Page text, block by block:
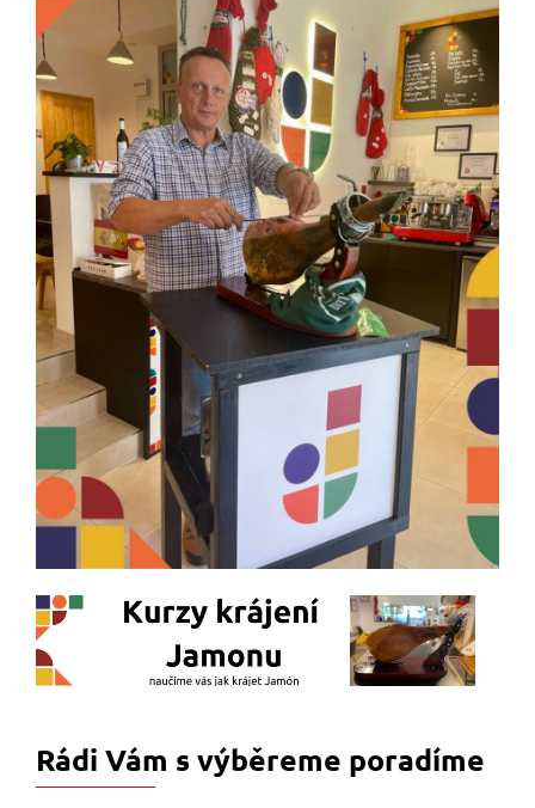
Rádi Vám s výběreme poradíme